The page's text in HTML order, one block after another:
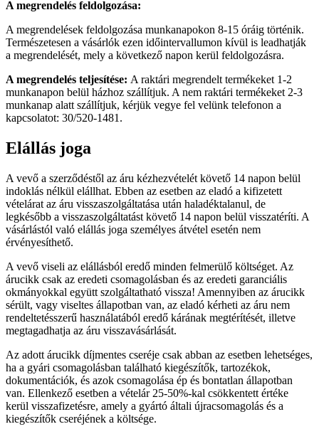
A megrendelés feldolgozása:
A megrendelések feldolgozása munkanapokon 8-15 óráig történik.
Természetesen a vásárlók ezen időintervallumon kívül is leadhatják
a megrendelését, mely a következő napon kerül feldolgozásra.
A megrendelés teljesítése: A raktári megrendelt termékeket 1-2
munkanapon belül házhoz szállítjuk. A nem raktári termékeket 2-3
munkanap alatt szállítjuk, kérjük vegye fel velünk telefonon a
kapcsolatot: 30/520-1481.
Elállás joga
A vevő a szerződéstől az áru kézhezvételét követő 14 napon belül
indoklás nélkül elállhat. Ebben az esetben az eladó a kifizetett
vételárat az áru visszaszolgáltatása után haladéktalanul, de
legkésőbb a visszaszolgáltatást követő 14 napon belül visszatéríti. A
vásárlástól való elállás joga személyes átvétel esetén nem
érvényesíthető.
A vevő viseli az elállásból eredő minden felmerülő költséget. Az
árucikk csak az eredeti csomagolásban és az eredeti garanciális
okmányokkal együtt szolgáltatható vissza! Amennyiben az árucikk
sérült, vagy viseltes állapotban van, az eladó kérheti az áru nem
rendeltetésszerű használatából eredő kárának megtérítését, illetve
megtagadhatja az áru visszavásárlását.
Az adott árucikk díjmentes cseréje csak abban az esetben lehetséges,
ha a gyári csomagolásban található kiegészítők, tartozékok,
dokumentációk, és azok csomagolása ép és bontatlan állapotban
van. Ellenkező esetben a vételár 25-50%-kal csökkentett értéke
kerül visszafizetésre, amely a gyártó általi újracsomagolás és a
kiegészítők cseréjének a költsége.